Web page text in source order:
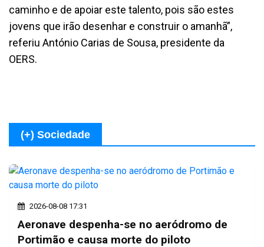
caminho e de apoiar este talento, pois são estes
jovens que irão desenhar e construir o amanhã”,
referiu António Carias de Sousa, presidente da
OERS.
(+) Sociedade
2026-08-08 17:31
Aeronave despenha-se no aeródromo de
Portimão e causa morte do piloto